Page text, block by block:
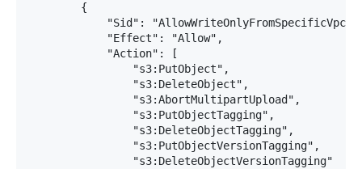
        {
"Sid":
            "Effect": "Allow",
            "Action": [
                "s3:PutObject",
                "s3:DeleteObject",
                "s3:AbortMultipartUpload",
                "s3:PutObjectTagging",
                "s3:DeleteObjectTagging",
                "s3:PutObjectVersionTagging",
                "s3:DeleteObjectVersionTagging"